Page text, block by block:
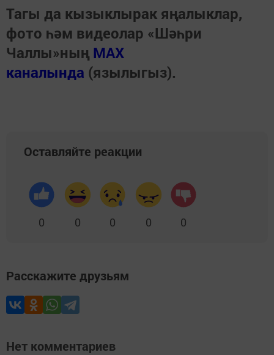
Тагы да кызыклырак яңалыклар,
фото һәм видеолар «Шәһри
Чаллы»ның MAX
каналында (язылыгыз).
Оставляйте реакции
0 0 0 0 0
Расскажите друзьям
Нет комментариев